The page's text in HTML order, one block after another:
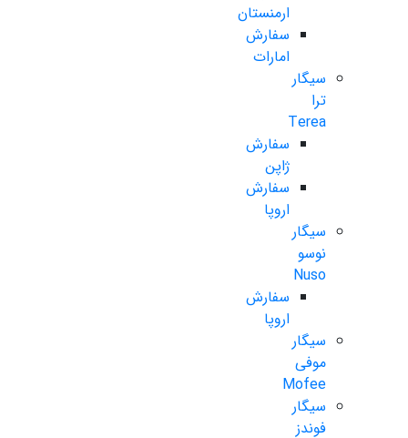
ارمنستان
سفارش
امارات
سیگار
ترا
Terea
سفارش
ژاپن
سفارش
اروپا
سیگار
نوسو
Nuso
سفارش
اروپا
سیگار
موفی
Mofee
سیگار
فوندز